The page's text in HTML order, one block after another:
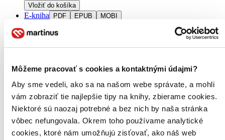
Môžeme pracovať s cookies a kontaktnými údajmi?
Aby sme vedeli, ako sa na našom webe správate, a mohli
vám zobraziť tie najlepšie tipy na knihy, zbierame cookies.
Niektoré sú naozaj potrebné a bez nich by naša stránka
vôbec nefungovala. Okrem toho používame analytické
cookies, ktoré nám umožňujú zisťovať, ako náš web
Vložiť do košíka
E-kniha PDF EPUB MOBI
Ihneď na stiahnutie
Pridať do zoznamu
Vložiť do košíka
výborný stav
Túto knihu sme vykúpili cezKnihovrátoka je vo
výbornom stave.
Rozdiel medzi touto knihou a novou by ste
asi ani nespoznali. Knihu sme označili nálepkou, ktorá môže
na niektorých obaloch zanechať stopy.